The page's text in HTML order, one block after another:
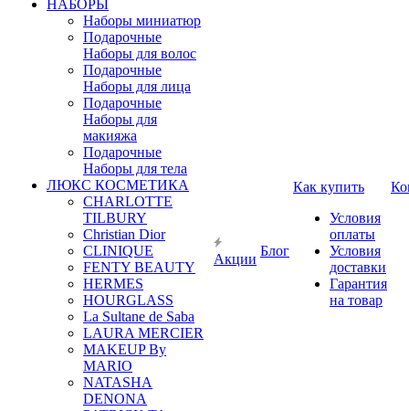
НАБОРЫ
Наборы миниатюр
Подарочные
Наборы для волос
Подарочные
Наборы для лица
Подарочные
Наборы для
макияжа
Подарочные
Наборы для тела
ЛЮКС КОСМЕТИКА
CHARLOTTE
TILBURY
Christian Dior
CLINIQUE
FENTY BEAUTY
HERMES
HOURGLASS
La Sultane de Saba
LAURA MERCIER
MAKEUP By
MARIO
NATASHA
DENONA
Акции
Блог
Как купить
Условия
оплаты
Условия
доставки
Гарантия
на товар